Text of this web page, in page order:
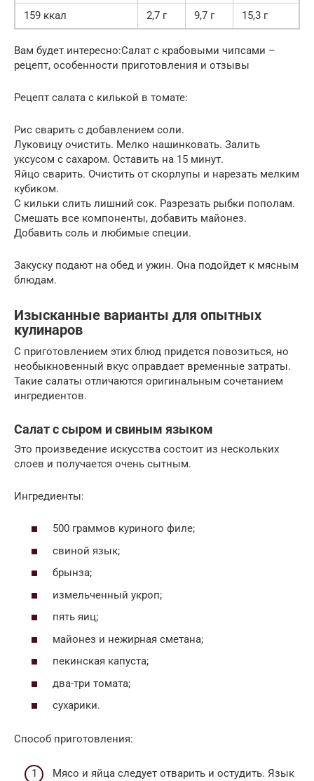
159 ккал 2,7 г 9,7 г 15,3 г
Вам будет интересно:Салат с крабовыми чипсами –
рецепт, особенности приготовления и отзывы
Рецепт салата с килькой в томате:
Рис сварить с добавлением соли.
Луковицу очистить. Мелко нашинковать. Залить
уксусом с сахаром. Оставить на 15 минут.
Яйцо сварить. Очистить от скорлупы и нарезать мелким
кубиком.
С кильки слить лишний сок. Разрезать рыбки пополам.
Смешать все компоненты, добавить майонез.
Добавить соль и любимые специи.
Закуску подают на обед и ужин. Она подойдет к мясным
блюдам.
Изысканные варианты для опытных
кулинаров
С приготовлением этих блюд придется повозиться, но
необыкновенный вкус оправдает временные затраты.
Такие салаты отличаются оригинальным сочетанием
ингредиентов.
Салат с сыром и свиным языком
Это произведение искусства состоит из нескольких
слоев и получается очень сытным.
Ингредиенты:
500 граммов куриного филе;
свиной язык;
брынза;
измельченный укроп;
пять яиц;
майонез и нежирная сметана;
пекинская капуста;
два-три томата;
сухарики.
Способ приготовления:
Мясо и яйца следует отварить и остудить. Язык